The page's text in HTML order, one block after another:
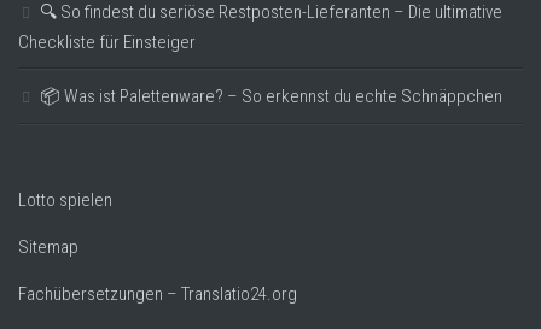
🔍 So findest du seriöse Restposten-Lieferanten – Die ultimative
Checkliste für Einsteiger
📦 Was ist Palettenware? – So erkennst du echte Schnäppchen
Lotto spielen
Sitemap
Fachübersetzungen – Translatio24.org